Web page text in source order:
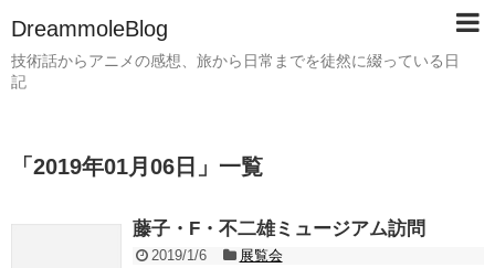
DreammoleBlog
技術話からアニメの感想、旅から日常までを徒然に綴っている日
記
「 2019年01月06日 」 一覧
藤子・F・不二雄ミュージアム訪問
2019/1/6
展覧会